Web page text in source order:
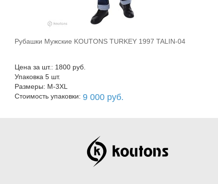
В корзину
Рубашки Мужские KOUTONS TURKEY 1997 TALIN-04
Цена за шт.: 1800 руб.
Упаковка 5 шт.
Размеры: M-3XL
Стоимость упаковки: 9 000 руб.